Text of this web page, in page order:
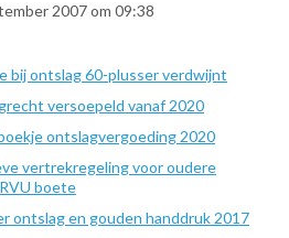
2007 om 09:38
bij ontslag 60-plusser verdwijnt
versoepeld vanaf 2020
ontslagvergoeding 2020
vertrekregeling voor oudere
boete
ontslag en gouden handdruk 2017